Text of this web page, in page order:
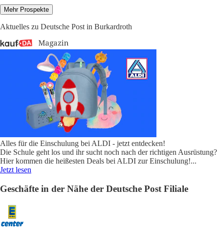
Mehr Prospekte
Aktuelles zu Deutsche Post in Burkardroth
Alles für die Einschulung bei ALDI - jetzt entdecken!
Die Schule geht los und ihr sucht noch nach der richtigen Ausrüstung?
Hier kommen die heißesten Deals bei ALDI zur Einschulung!...
Jetzt lesen
Geschäfte in der Nähe der Deutsche Post Filiale